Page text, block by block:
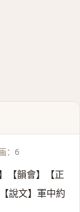
：6
【韻會】【正
說文】軍中約